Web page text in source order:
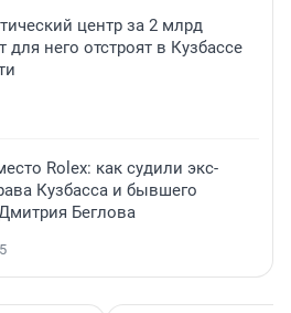
центр за 2 млрд
для него отстроят в Кузбассе
Rolex: как судили экс-
Кузбасса и бывшего
Беглова